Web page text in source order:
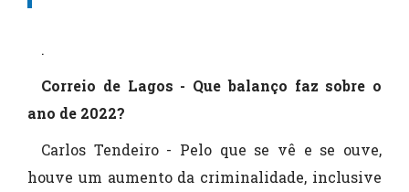
.
Correio de Lagos - Que balanço faz sobre o
ano de 2022?
Carlos Tendeiro - Pelo que se vê e se ouve,
houve um aumento da criminalidade, inclusive